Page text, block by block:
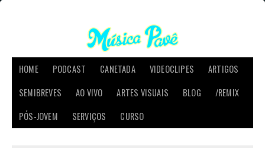
HOME PODCAST CANETADA VIDEOCLIPES
ARTIGOS
SEMIBREVES
AO VIVO ARTES VISUAIS BLOG
/REMIX
PÓS-JOVEM
SERVIÇOS CURSO